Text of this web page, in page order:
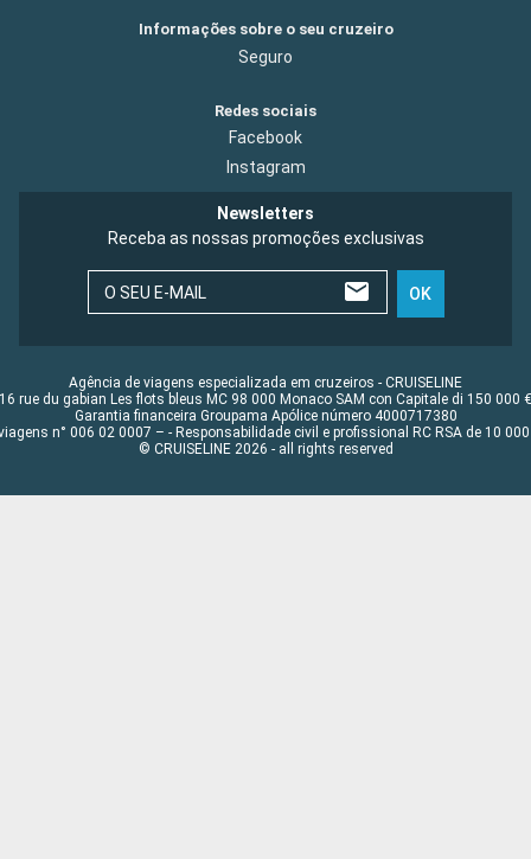
Informações sobre o seu cruzeiro
Seguro
Redes sociais
Facebook
Instagram
Newsletters
Receba as nossas promoções exclusivas
O SEU E-MAIL OK
Agência de viagens especializada em cruzeiros - CRUISELINE
16 rue du gabian Les flots bleus MC 98 000 Monaco SAM con Capitale di 150 000 €
Garantia financeira Groupama Apólice número 4000717380
n° 006 02 0007 – - Responsabilidade civil e profissional RC RSA de 10 000
© CRUISELINE 2026 - all rights reserved